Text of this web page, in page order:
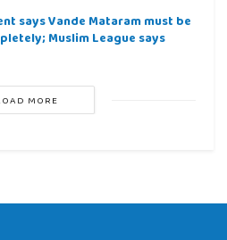
says Vande Mataram must be
Muslim League says
MORE